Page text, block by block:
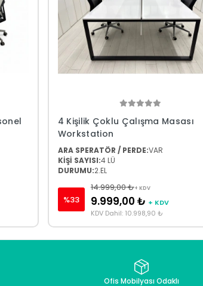
4 Kişilik Çoklu Çalışma Masası
Workstation
ARA SPERATÖR / PERDE:VAR
KİŞİ SAYISI:4 LÜ
DURUMU:2.EL
%33
14.999,00 ₺+ KDV
9.999,00 ₺ + KDV
KDV Dahil: 10.998,90 ₺
Ofis Mobilyası Odaklı